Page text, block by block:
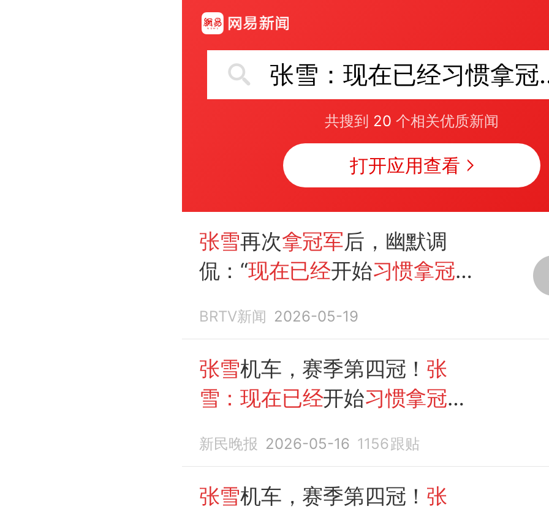
张雪：现
共搜到 20 个相关优质新闻
打开应用查看
张雪再次拿冠军后，幽默调
侃：“现在已经开始习惯拿冠
BRTV新闻 2026-05-19
张雪机车，赛季第四冠！ 张
雪：现在已经开始习惯拿冠军
一个比你还强的中国车手，我
就给你养老
新民晚报 2026-05-16 1156跟贴
张雪机车，赛季第四冠！ 张